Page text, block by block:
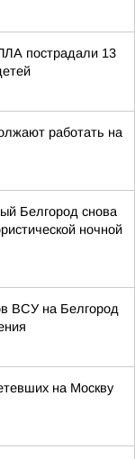
пострадали 13
работать на
Белгород снова
ночной
ВСУ на Белгород
на Москву